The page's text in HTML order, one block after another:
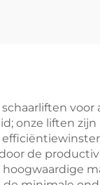
onze liften
de